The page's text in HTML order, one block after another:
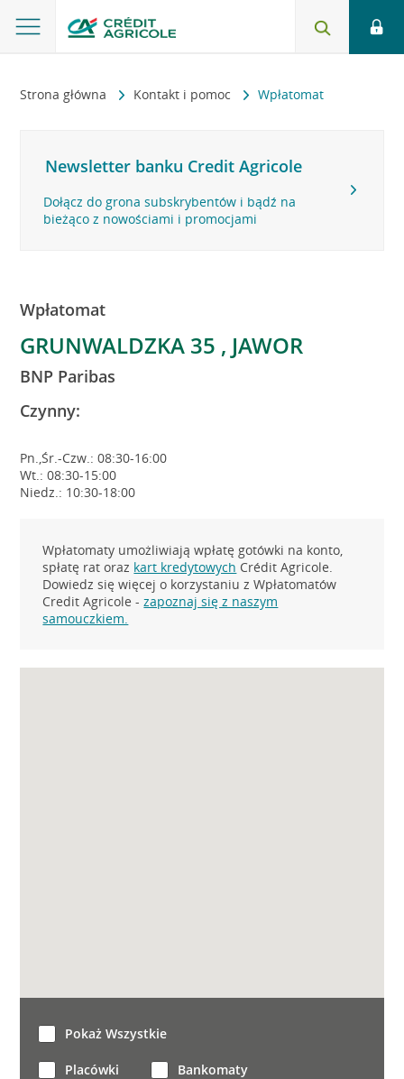
Strona główna Kontakt i pomoc Wpłatomat
Newsletter banku Credit Agricole
Dołącz do grona subskrybentów i bądź na
bieżąco z nowościami i promocjami
Wpłatomat
GRUNWALDZKA 35 , JAWOR
BNP Paribas
Czynny:
Pn.,Śr.-Czw.: 08:30-16:00
Wt.: 08:30-15:00
Niedz.: 10:30-18:00
Wpłatomaty umożliwiają wpłatę gotówki na konto,
spłatę rat oraz kart kredytowych Crédit Agricole.
Dowiedz się więcej o korzystaniu z Wpłatomatów
Credit Agricole -zapoznaj się z naszym
samouczkiem.
Pokaż Wszystkie
Placówki Bankomaty